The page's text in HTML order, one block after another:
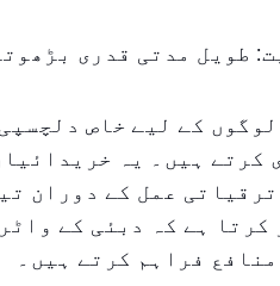
طویل مدتی قدری
کے لیے خاص
کرتے ہیں۔ یہ
عمل کے دوران
کرتا ہے کہ دبئی کے
فراہم کرتے ہیں۔